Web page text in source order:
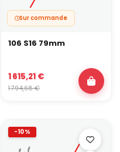
Sur commande
106 S16 79mm
1 615,21 €
1 794,68 €
-10%